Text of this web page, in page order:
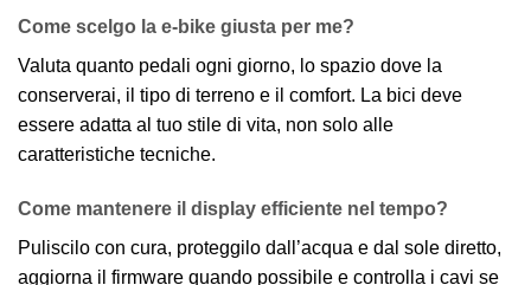
Come scelgo la e-bike giusta per me?
Valuta quanto pedali ogni giorno, lo spazio dove la
conserverai, il tipo di terreno e il comfort. La bici deve
essere adatta al tuo stile di vita, non solo alle
caratteristiche tecniche.
Come mantenere il display efficiente nel tempo?
Puliscilo con cura, proteggilo dall’acqua e dal sole diretto,
aggiorna il firmware quando possibile e controlla i cavi se